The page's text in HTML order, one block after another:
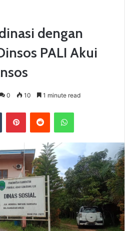
dengan
PALI Akui
0 10 1 minute read